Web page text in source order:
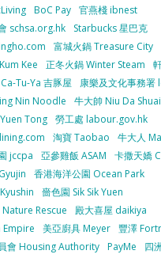
BoC Pay 官燕棧 ibnest
schsa.org.hk
Starbucks 星巴克
富城火鍋 Treasure City
Kee
正冬火鍋 Winter Steam
Ca-Tu-Ya 吉豚屋
康樂及文化事務署
Nin Noodle
牛大帥 Niu Da Shuai
Tong 勞工處 labour.gov.hk
淘寶 Taobao
牛大人
jccpa
亞參雞飯 ASAM
卡撒天嬌
香港海洋公園 Ocean Park
嗇色園 Sik Sik Yuen
Nature Rescue
殿大喜屋 daikiya
Empire
美亞廚具 Meyer 豐澤
會 Housing Authority PayMe
四